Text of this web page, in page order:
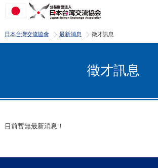
日本台灣交流協會 >
最新消息 >
徵才訊息
徵才訊息
目前暫無最新消息！